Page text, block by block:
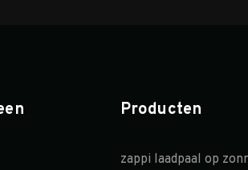
Producten
zappi laadpaal op